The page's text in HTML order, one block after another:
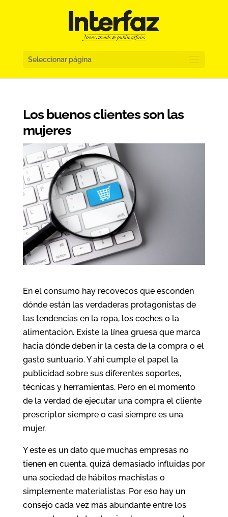
Seleccionar página
Los buenos clientes son las
mujeres
En el consumo hay recovecos que esconden
dónde están las verdaderas protagonistas de
las tendencias en la ropa, los coches o la
alimentación. Existe la línea gruesa que marca
hacia dónde deben ir la cesta de la compra o el
gasto suntuario. Y ahí cumple el papel la
publicidad sobre sus diferentes soportes,
técnicas y herramientas. Pero en el momento
de la verdad de ejecutar una compra el cliente
prescriptor siempre o casi siempre es una
mujer.
Y este es un dato que muchas empresas no
tienen en cuenta, quizá demasiado influidas por
una sociedad de hábitos machistas o
simplemente materialistas. Por eso hay un
consejo cada vez más abundante entre los